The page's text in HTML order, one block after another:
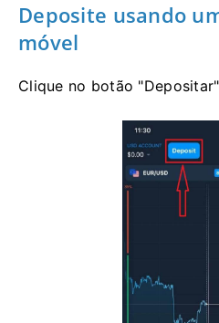
Deposite usando
móvel
Clique no botão